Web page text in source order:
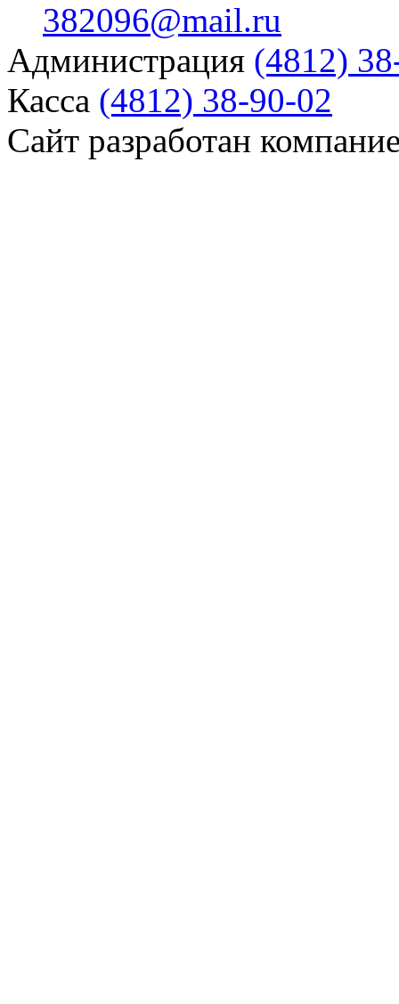
382096@mail.ru
Администрация (4812)
Касса (4812) 38-90-02
Сайт разработан